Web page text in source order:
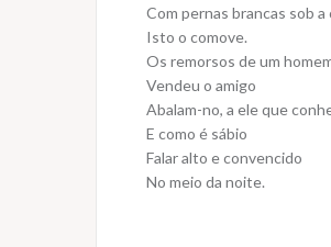
Com pernas brancas sob a
Isto o comove.
Os remorsos de um
Vendeu o amigo
Abalam-no, a ele que
E como é sábio
Falar alto e convencido
No meio da noite.